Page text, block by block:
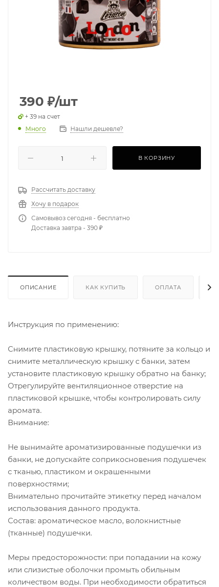
390 ₽/шт
+ 39 на счет
Много
Нашли дешевле?
В КОРЗИНУ
Рассчитать доставку
Хочу в подарок
Самовывоз сегодня - бесплатно
Доставка завтра - 390 ₽
ОПИСАНИЕ КАК КУПИТЬ ОПЛАТА
Инструкция по применению:
Снимите пластиковую крышку, потяните за кольцо и
снимите металлическую крышку с банки, затем
установите пластиковую крышку обратно на банку;
Отрегулируйте вентиляционное отверстие на
пластиковой крышке, чтобы контролировать силу
аромата.
Внимание:
Не вынимайте ароматизированные подушечки из
банки, не допускайте соприкосновения подушечек
с тканью, пластиком и окрашенными
поверхностями;
Внимательно прочитайте этикетку перед началом
использования данного продукта.
Состав: ароматическое масло, волокнистные
(тканные) подушечки.
Меры предосторожности: при попадании на кожу
или слизистые оболочки промыть обильным
количеством воды. При необходимости обратиться